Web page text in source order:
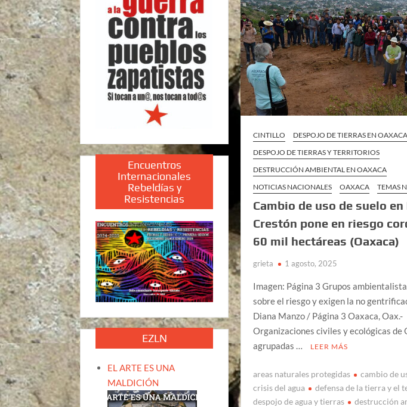
CINTILLO
DESPOJO DE TIERRAS EN OAXACA
DESPOJO DE TIERRAS Y TERRITORIOS
DESTRUCCIÓN AMBIENTAL EN OAXACA
NOTICIAS NACIONALES
OAXACA TEMAS
Cambio de uso de suelo en
Crestón pone en riesgo
60 mil hectáreas (Oaxaca)
grieta 1 agosto, 2025
Imagen: Página 3 Grupos
sobre el riesgo y exigen la no
Diana Manzo / Página 3 Oaxaca, Oax.-
Organizaciones civiles y ecológicas de
agrupadas …
LEER MÁS
areas naturales protegidas
cambio de
crisis del agua
defensa de la tierra y el
despojo de agua y tierras
destrucción
Encuentros
Internacionales
Rebeldías y
Resistencias
EZLN
EL ARTE ES UNA
MALDICIÓN